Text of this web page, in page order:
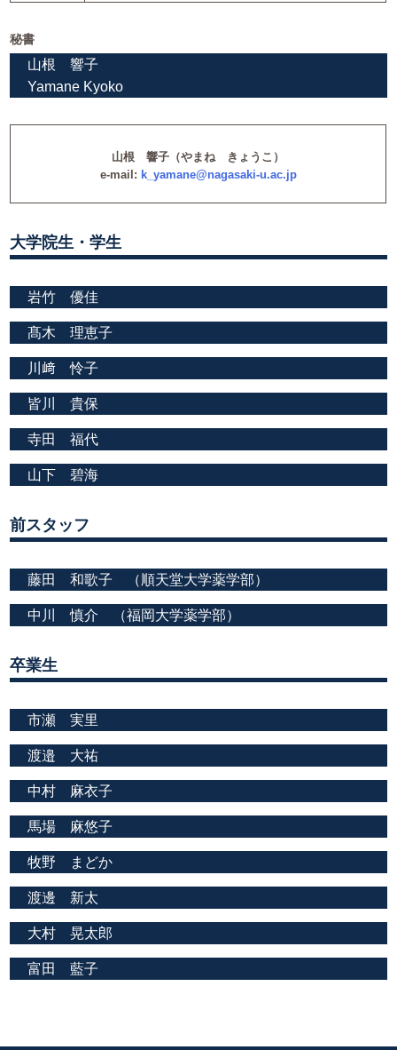
秘書
山根 響子
Yamane Kyoko
山根 響子（やまね きょうこ）
e-mail: k_yamane@nagasaki-u.ac.jp
大学院生・学生
岩竹 優佳
髙木 理恵子
川﨑 怜子
皆川 貴保
寺田 福代
山下 碧海
前スタッフ
藤田 和歌子 （順天堂大学薬学部）
中川 慎介 （福岡大学薬学部）
卒業生
市瀬 実里
渡邉 大祐
中村 麻衣子
馬場 麻悠子
牧野 まどか
渡邊 新太
大村 晃太郎
富田 藍子